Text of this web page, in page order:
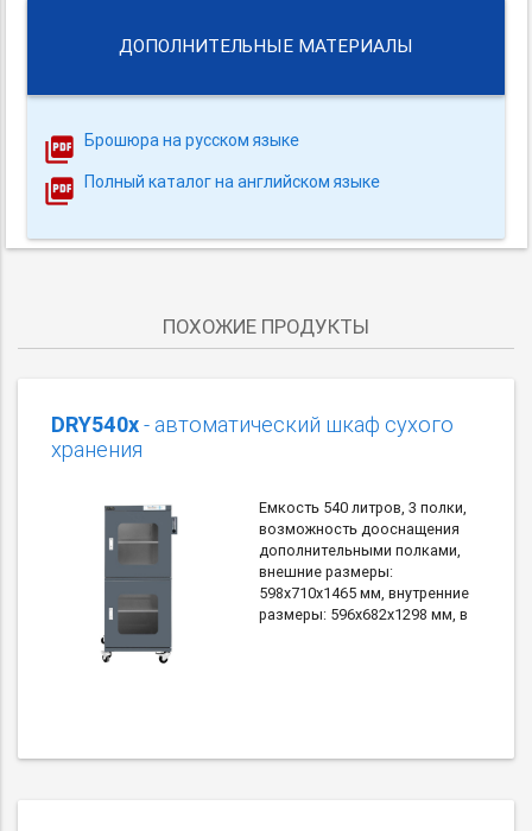
ДОПОЛНИТЕЛЬНЫЕ МАТЕРИАЛЫ
Брошюра на русском языке
Полный каталог на английском языке
ПОХОЖИЕ ПРОДУКТЫ
DRY540x- автоматический шкаф сухого
хранения
Емкость 540 литров, 3 полки,
возможность дооснащения
дополнительными полками,
внешние размеры:
598х710х1465 мм, внутренние
размеры: 596х682х1298 мм, в